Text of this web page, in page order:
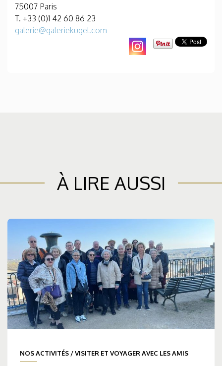
75007 Paris
T. +33 (0)1 42 60 86 23
galerie@galeriekugel.com
À LIRE AUSSI
NOS ACTIVITÉS /VISITER ET VOYAGER AVEC LES AMIS